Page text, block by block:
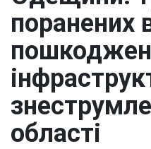
поранених
області